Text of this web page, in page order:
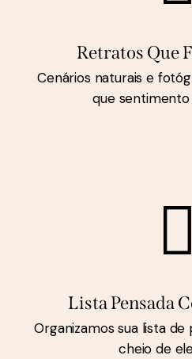
Retratos Que
Cenários naturais e
que
Lista Pensada
Organizamos sua lista
cheio de